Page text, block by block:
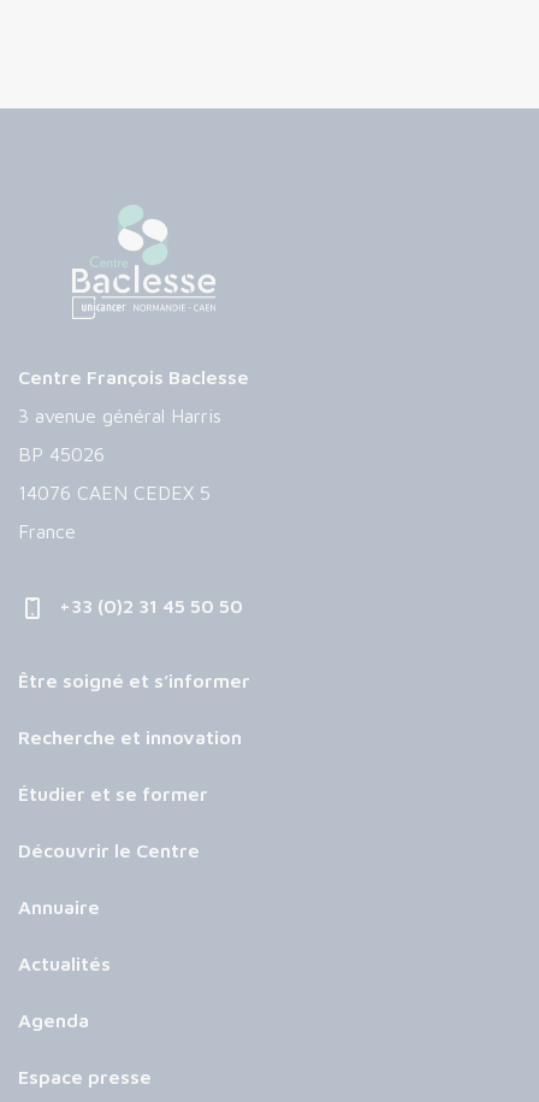
Centre François Baclesse
3 avenue général Harris
BP 45026
14076 CAEN CEDEX 5
France
+33 (0)2 31 45 50 50
Être soigné et s’informer
Recherche et innovation
Étudier et se former
Découvrir le Centre
Annuaire
Actualités
Agenda
Espace presse